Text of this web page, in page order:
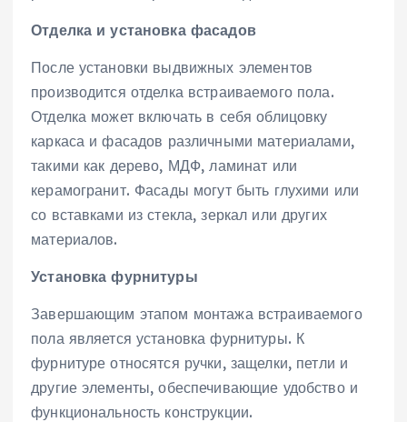
Отделка и установка фасадов
После установки выдвижных элементов
производится отделка встраиваемого пола.
Отделка может включать в себя облицовку
каркаса и фасадов различными материалами‚
такими как дерево‚ МДФ‚ ламинат или
керамогранит. Фасады могут быть глухими или
со вставками из стекла‚ зеркал или других
материалов.
Установка фурнитуры
Завершающим этапом монтажа встраиваемого
пола является установка фурнитуры. К
фурнитуре относятся ручки‚ защелки‚ петли и
другие элементы‚ обеспечивающие удобство и
функциональность конструкции.